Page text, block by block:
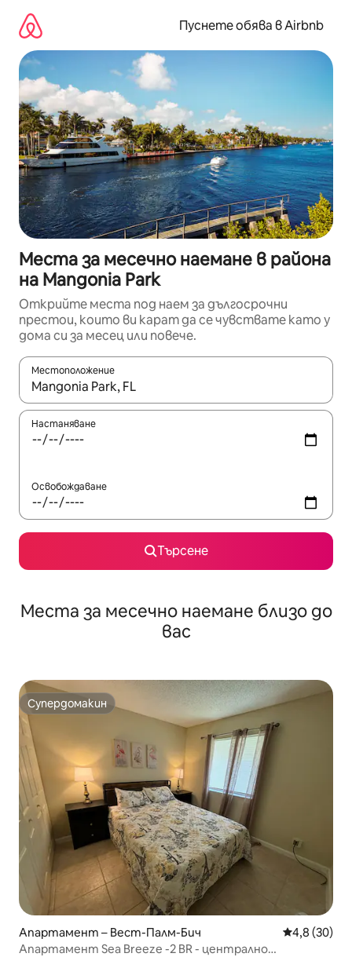
съдържанието
Пуснете обява в Airbnb
Места за месечно наемане в района
на Mangonia Park
Открийте места под наем за дългосрочни
престои, които ви карат да се чувствате като у
дома си за месец или повече.
Местоположение
Когато резултатите се покажат, използвайте
Настаняване
Освобождаване
Търсене
Места за месечно наемане близо до
вас
Супердомакин
Супердомакин
Апартамент – Вест-Палм-Бич Средна
4,8 (30)
Апартамент Sea Breeze -2 BR - централно